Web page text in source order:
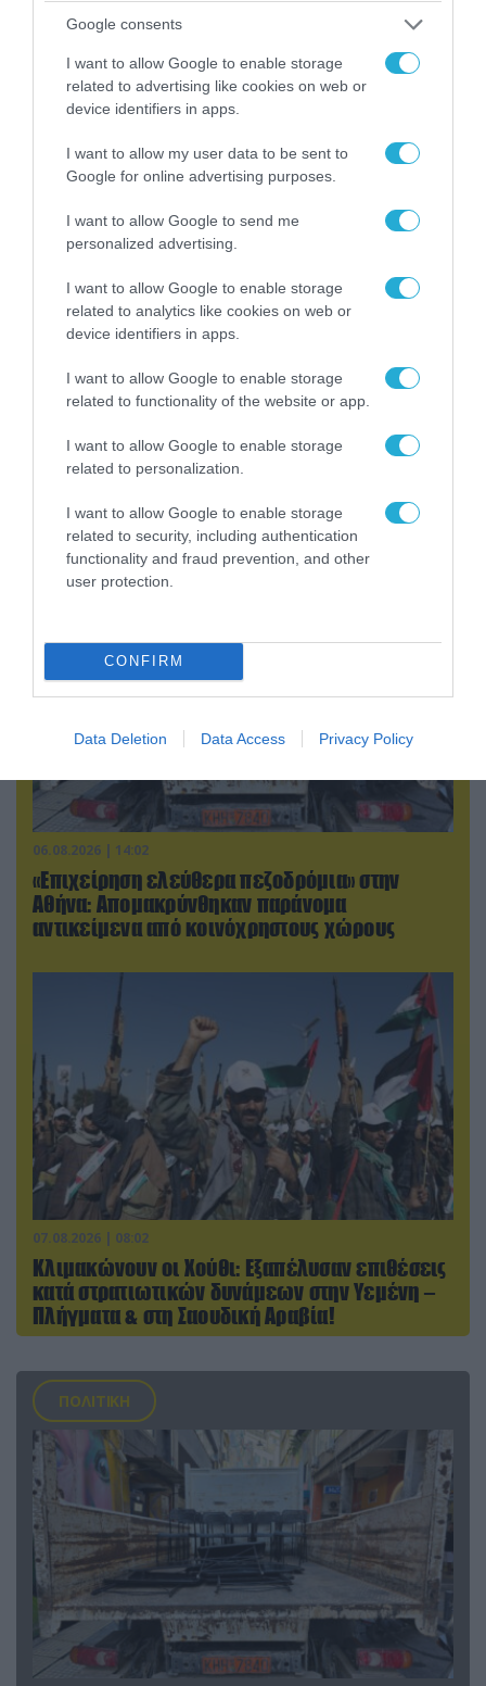
Google consents
I want to allow Google to enable storage
related to advertising like cookies on web or
device identifiers in apps.
I want to allow my user data to be sent to
Google for online advertising purposes.
I want to allow Google to send me
personalized advertising.
I want to allow Google to enable storage
related to analytics like cookies on web or
device identifiers in apps.
I want to allow Google to enable storage
related to functionality of the website or app.
I want to allow Google to enable storage
related to personalization.
I want to allow Google to enable storage
related to security, including authentication
functionality and fraud prevention, and other
user protection.
CONFIRM
Data Deletion Data Access Privacy Policy
06.08.2026 | 21:02
Τελεσίγραφο του Ιράν στις χώρες του Κόλπου:
«Σταματήστε τον Τραμπ αλλιώς θα σας
χτυπήσουμε σκληρά»
Ουκρανία: Αποκαλύφθηκε ο αριθμός των
ξένων εθελοντών που πολεμούν για το Κίεβο
06.08.2026 | 14:02
«Επιχείρηση ελεύθερα πεζοδρόμια» στην
Αθήνα: Απομακρύνθηκαν παράνομα
αντικείμενα από κοινόχρηστους χώρους
07.08.2026 | 08:02
Κλιμακώνουν οι Χούθι: Eξαπέλυσαν επιθέσεις
κατά στρατιωτικών δυνάμεων στην Υεμένη –
Πλήγματα & στη Σαουδική Αραβία!
ΠΟΛΙΤΙΚΗ